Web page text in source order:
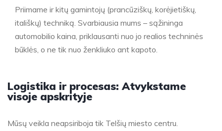
Priimame ir kitų gamintojų (prancūziškų, korėjietiškų,
itališkų) techniką. Svarbiausia mums – sąžininga
automobilio kaina, priklausanti nuo jo realios techninės
būklės, o ne tik nuo ženkliuko ant kapoto.
Logistika ir procesas: Atvykstame
visoje apskrityje
Mūsų veikla neapsiriboja tik Telšių miesto centru.